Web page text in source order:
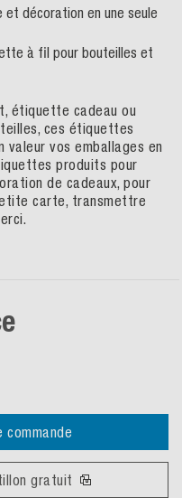
décoration en une seule
à fil pour bouteilles et
étiquette cadeau ou
ces étiquettes
vos emballages en
produits pour
de cadeaux, pour
carte, transmettre
gratuit